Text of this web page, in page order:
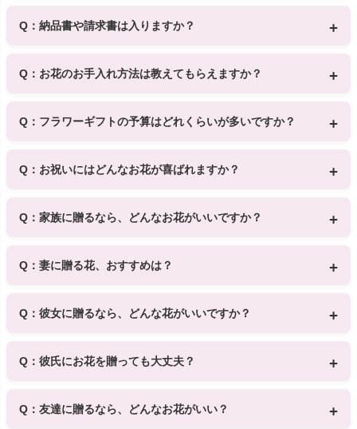
お名前をご入力ください。
ご夫婦連名や家族連名にも対応しています。
Q：納品書や請求書は入りますか？
てご利用ください。
Q：お花のお手入れ方法は教えてもらえますか？
も安心です。
Q：フラワーギフトの予算はどれくらいが多いですか？
贈るお相手との関係性によっても変わりますが、選びやすい価
格帯の花ギフトを多数ご用意しています。
Q：お祝いにはどんなお花が喜ばれますか？
らない“とっておき”のギフト。 贈る相手のイメージに合わせ
て、明るく華やかに仕上げたブーケや、アレンジメントが人気
物になりますよ。
Q：家族に贈るなら、どんなお花がいいですか？
は言えない「ありがとう」の気持ちも、お花と一緒ならきっと
届きます。
Q：妻に贈る花、おすすめは？
り。
好きな色やお部屋のインテリアに合ったアレンジもよろこばれ
Q：彼女に贈るなら、どんな花がいいですか？
誕生日や記念日などの1年に1度の特別な日には、ロマンチック
で心ときめくお花をどうぞ。
Q：彼氏にお花を贈っても大丈夫？
束なら、ナチュラルで男性にも贈りやすいですよ
Q：友達に贈るなら、どんなお花がいい？